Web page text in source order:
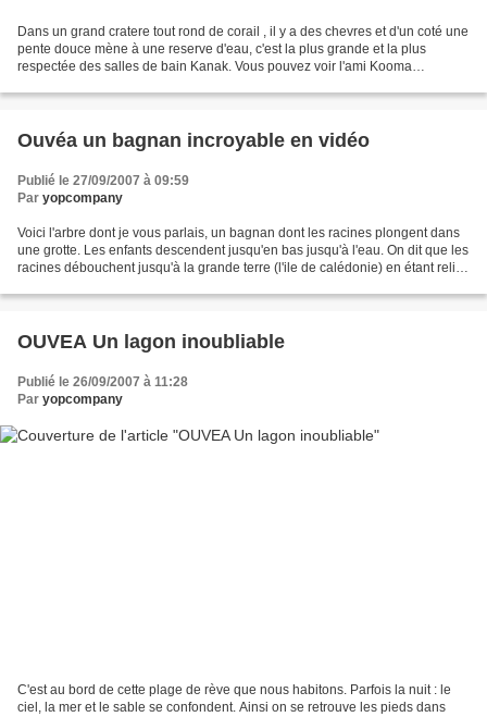
Dans un grand cratere tout rond de corail , il y a des chevres et d'un coté une
pente douce mène à une reserve d'eau, c'est la plus grande et la plus
respectée des salles de bain Kanak. Vous pouvez voir l'ami Kooma
Ouvéa un bagnan incroyable en vidéo
Publié le 27/09/2007 à 09:59
Par yopcompany
Voici l'arbre dont je vous parlais, un bagnan dont les racines plongent dans
une grotte. Les enfants descendent jusqu'en bas jusqu'à l'eau. On dit que les
racines débouchent jusqu'à la grande terre (l'ile de calédonie) en étant relié
OUVEA Un lagon inoubliable
Publié le 26/09/2007 à 11:28
Par yopcompany
C'est au bord de cette plage de rève que nous habitons. Parfois la nuit : le
ciel, la mer et le sable se confondent. Ainsi on se retrouve les pieds dans